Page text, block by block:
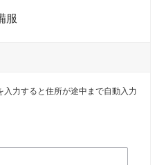
服
力すると住所が途中まで自動入力